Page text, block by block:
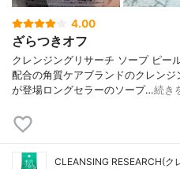
4.00
ざらつきオフ
クレンジングリサーチ ソープ ピー
配合の角質ケアブランドのクレン
が登場ロングセラーのソープ…続き
CLEANSING RESEARCH(ク